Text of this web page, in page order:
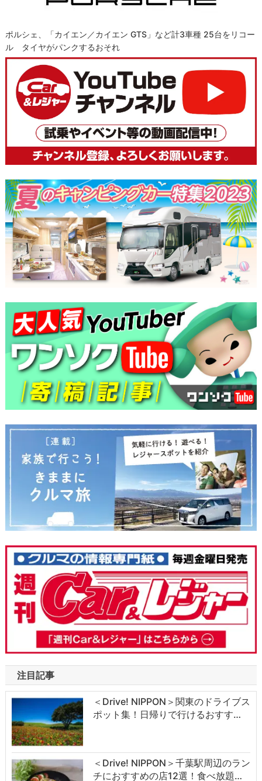
ポルシェ、「カイエン／カイエン GTS」など計3車種 25台をリコー
ル タイヤがパンクするおそれ
注目記事
＜Drive! NIPPON＞関東のドライブス
ポット集！日帰りで行けるおすす…
＜Drive! NIPPON＞千葉駅周辺のラン
チにおすすめの店12選！食べ放題…